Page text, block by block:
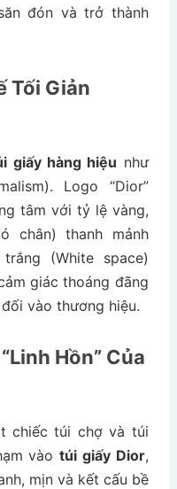
đón và trở thành
Tối Giản
giấy hàng hiệu như
Logo “Dior”
tâm với tỷ lệ vàng,
chân) thanh mảnh
(White space)
giác thoáng đãng
vào thương hiệu.
Hồn” Của
chiếc túi chợ và túi
vàotúi giấy Dior,
mịn và kết cấu bề